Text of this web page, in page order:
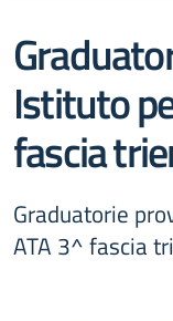
Istituto
fascia
Graduatorie
ATA 3^ fascia